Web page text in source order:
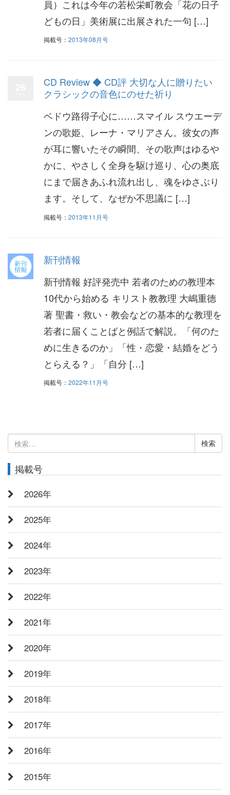
員）これは今年の若松栄町教会「花の日子
どもの日」美術展に出展された一句 […]
掲載号： 2013年08月号
CD Review ◆ CD評 大切な人に贈りたい
クラシックの音色にのせた祈り
ベドウ路得子心に……スマイル スウエーデ
ンの歌姫、レーナ・マリアさん。彼女の声
が耳に響いたその瞬間、その歌声はゆるや
かに、やさしく全身を駆け巡り、心の奥底
にまで届きあふれ流れ出し、魂をゆさぶり
ます。そして、なぜか不思議に […]
掲載号： 2013年11月号
新刊情報
新刊情報 好評発売中 若者のための教理本
10代から始める キリスト教教理 大嶋重德
著 聖書・救い・教会などの基本的な教理を
若者に届くことばと例話で解説。「何のた
めに生きるのか」「性・恋愛・結婚をどう
とらえる？」「自分 […]
掲載号： 2022年11月号
検
索:
掲載号
2026年
2025年
2024年
2023年
2022年
2021年
2020年
2019年
2018年
2017年
2016年
2015年